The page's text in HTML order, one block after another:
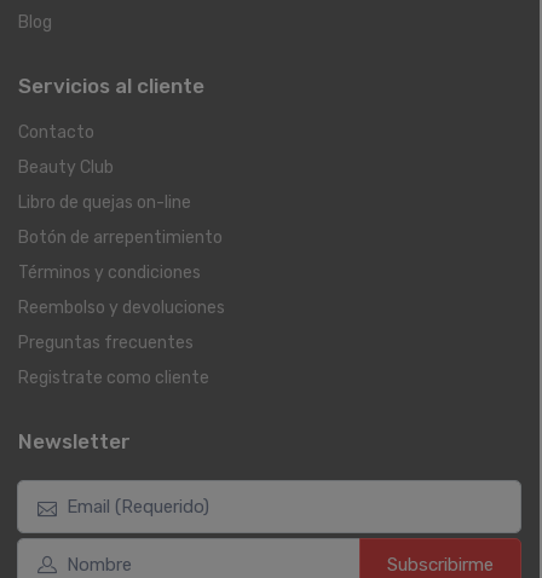
Blog
Servicios al cliente
Contacto
Beauty Club
Libro de quejas on-line
Botón de arrepentimiento
Términos y condiciones
Reembolso y devoluciones
Preguntas frecuentes
Registrate como cliente
Newsletter
Subscribirme